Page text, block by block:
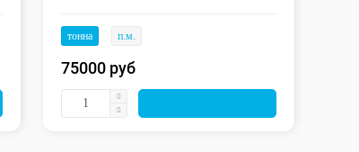
тонна п.м.
75000 руб